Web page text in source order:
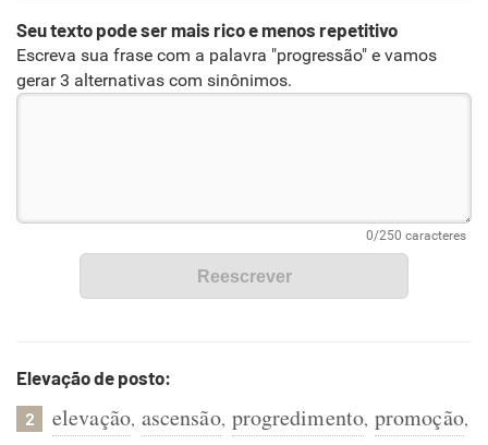
Seu texto pode ser mais rico e menos repetitivo
Escreva sua frase com a palavra "progressão" e vamos
gerar 3 alternativas com sinônimos.
Elevação de posto:
2 elevação, ascensão, progredimento, promoção,